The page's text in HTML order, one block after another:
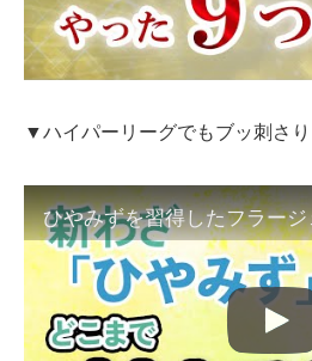
▼ハイパーリーグでもブッ刺さり